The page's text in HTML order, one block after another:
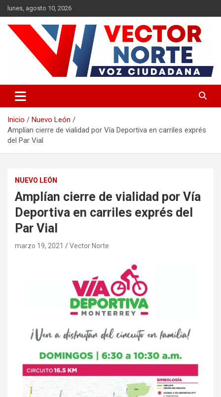
Saltar
al
contenido
lunes, agosto 10, 2026
Vector Norte
Inicio
Nuevo León
Amplían cierre de vialidad por Vía Deportiva en carriles exprés
del Par Vial
NUEVO LEÓN
Amplían cierre de vialidad por Vía
Deportiva en carriles exprés del
Par Vial
marzo 19, 2021 Vector Norte